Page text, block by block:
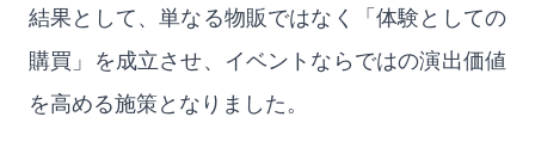
結果として、単なる物販ではなく「体験としての
購買」を成立させ、イベントならではの演出価値
を高める施策となりました。